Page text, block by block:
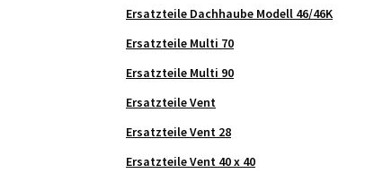
Ersatzteile Dachhaube Modell 46/46K
Ersatzteile Multi 70
Ersatzteile Multi 90
Ersatzteile Vent
Ersatzteile Vent 28
Ersatzteile Vent 40 x 40